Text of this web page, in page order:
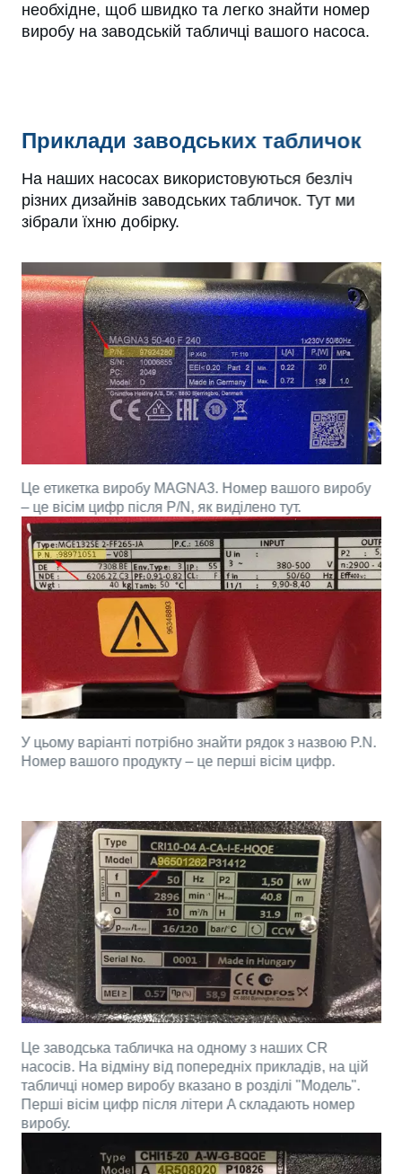
необхідне, щоб швидко та легко знайти номер
виробу на заводській табличці вашого насоса.
Приклади заводських табличок
На наших насосах використовуються безліч
різних дизайнів заводських табличок. Тут ми
зібрали їхню добірку.
Це етикетка виробу MAGNA3. Номер вашого виробу
– це вісім цифр після P/N, як виділено тут.
У цьому варіанті потрібно знайти рядок з назвою P.N.
Номер вашого продукту – це перші вісім цифр.
Це заводська табличка на одному з наших CR
насосів. На відміну від попередніх прикладів, на цій
табличці номер виробу вказано в розділі "Модель".
Перші вісім цифр після літери A складають номер
виробу.